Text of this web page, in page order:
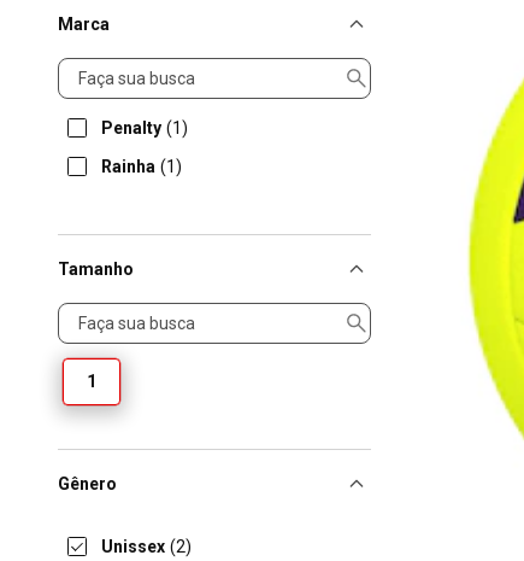
Marca
Marca
Penalty (1)
Rainha (1)
Tamanho
Tamanho
1
Gênero
Unissex (2)